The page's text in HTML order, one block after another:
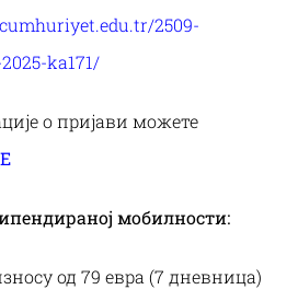
2509-
ka171/
о пријави можете
мобилности:
од 79 евра (7 дневница)